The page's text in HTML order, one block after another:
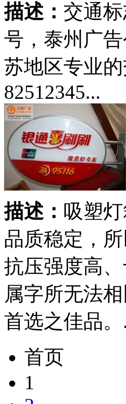
描述： 交通
号，泰州广
苏地区专业
82512345...
描述： 吸塑
品质稳定，
抗压强度高
属字所无法
首选之佳品。
首页
1